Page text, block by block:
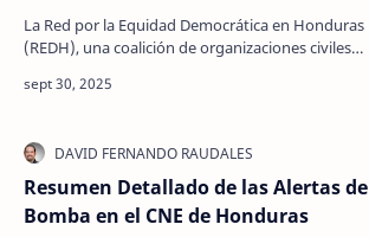
Honduras
La Red por la Equidad Democrática en Honduras
(REDH), una coalición de organizaciones civiles
derechos…
Resumen Detallado de las Alertas de
Bomba en el CNE de Honduras